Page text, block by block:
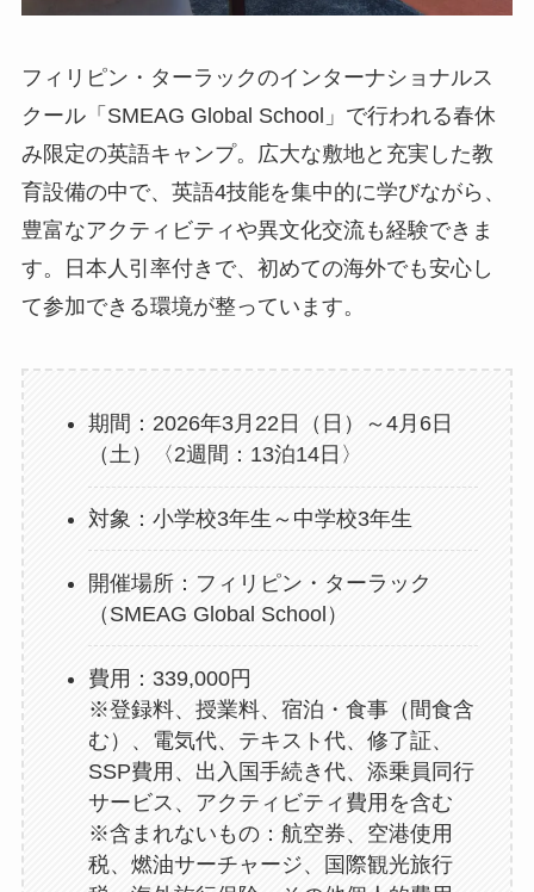
フィリピン・ターラックのインターナショナルス
クール「SMEAG Global School」で行われる春休
み限定の英語キャンプ。広大な敷地と充実した教
育設備の中で、英語4技能を集中的に学びながら、
豊富なアクティビティや異文化交流も経験できま
す。日本人引率付きで、初めての海外でも安心し
て参加できる環境が整っています。
期間：2026年3月22日（日）～4月6日
（土）〈2週間：13泊14日〉
対象：小学校3年生～中学校3年生
開催場所：フィリピン・ターラック
（SMEAG Global School）
費用：339,000円
※登録料、授業料、宿泊・食事（間食含
む）、電気代、テキスト代、修了証、
SSP費用、出入国手続き代、添乗員同行
サービス、アクティビティ費用を含む
※含まれないもの：航空券、空港使用
税、燃油サーチャージ、国際観光旅行